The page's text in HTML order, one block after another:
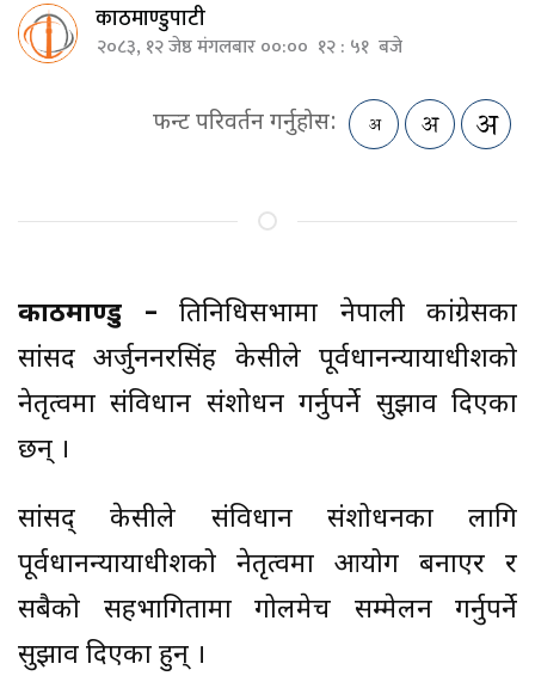
काठमाण्डुपाटी
२०८३, १२ जेष्ठ मंगलबार ००:०० १२ : ५१ बजे
फन्ट परिवर्तन गर्नुहोस:
काठमाण्डु – प्रतिनिधिसभामा नेपाली कांग्रेसका
सांसद अर्जुननरसिंह केसीले पूर्वप्रधानन्यायाधीशको
नेतृत्वमा संविधान संशोधन गर्नुपर्ने सुझाव दिएका
छन् ।
सांसद् केसीले संविधान संशोधनका लागि
पूर्वप्रधानन्यायाधीशको नेतृत्वमा आयोग बनाएर र
सबैको सहभागितामा गोलमेच सम्मेलन गर्नुपर्ने
सुझाव दिएका हुन् ।